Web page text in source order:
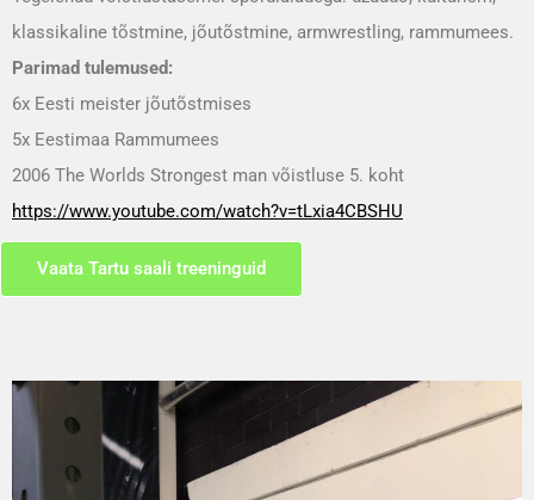
klassikaline tõstmine, jõutõstmine, armwrestling, rammumees.
Parimad tulemused:
6x Eesti meister jõutõstmises
5x Eestimaa Rammumees
2006 The Worlds Strongest man võistluse 5. koht
https://www.youtube.com/watch?v=tLxia4CBSHU
Vaata Tartu saali treeninguid